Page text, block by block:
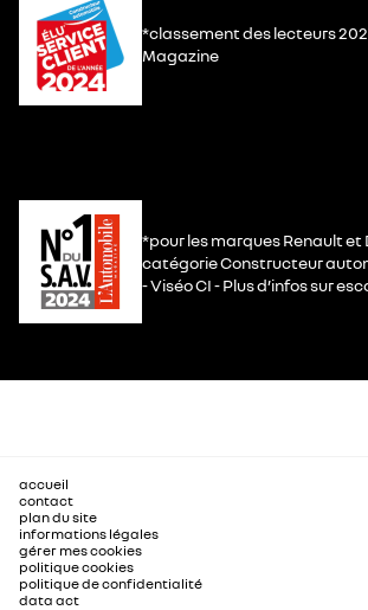
*classement des lecteurs
Magazine
*pour les marques Renault et
catégorie Constructeur
- Viséo CI - Plus d’infos sur
accueil
contact
plan du site
informations légales
gérer mes cookies
politique cookies
politique de confidentialité
data act